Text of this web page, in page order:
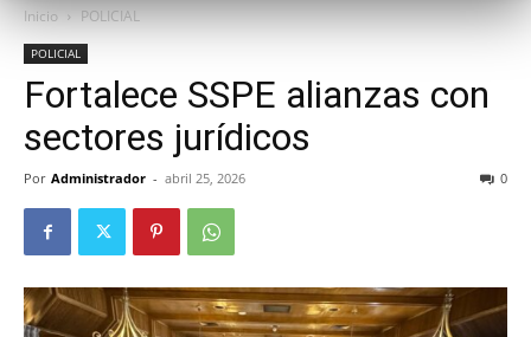
Inicio POLICIAL
POLICIAL
Fortalece SSPE alianzas con
sectores jurídicos
Por Administrador - abril 25, 2026 0